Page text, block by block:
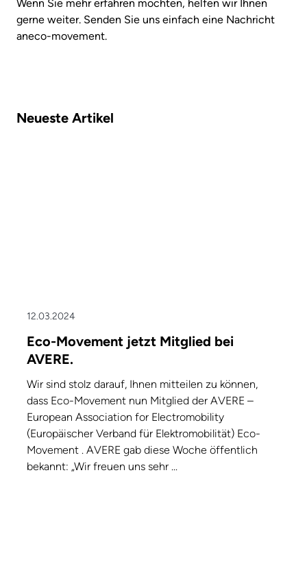
Wenn Sie mehr erfahren möchten, helfen wir Ihnen
gerne weiter. Senden Sie uns einfach eine Nachricht
aneco-movement.
Neueste Artikel
12.03.2024
Eco-Movement jetzt Mitglied bei
AVERE.
Wir sind stolz darauf, Ihnen mitteilen zu können,
dass Eco-Movement nun Mitglied der AVERE –
European Association for Electromobility
(Europäischer Verband für Elektromobilität) Eco-
Movement . AVERE gab diese Woche öffentlich
bekannt: „Wir freuen uns sehr ...